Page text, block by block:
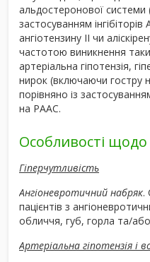
альдостеронової
застосуванням
ангіотензину ІІ чи
частотою виникнення
артеріальна гіпотензія,
нирок (включаючи гостру
порівняно із
на РААС.
Особливості щодо
Гіперчутливість
Ангіоневротичний набряк.
пацієнтів з
обличчя, губ, горла та/
Артеріальна гіпотензія і